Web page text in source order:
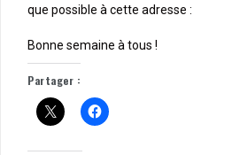
que possible à cette adresse :
Bonne semaine à tous !
Partager :